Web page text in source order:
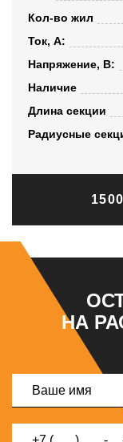
Кол-во жил
Ток, А:
Напряжение, B:
Наличие
Длина секции
Радиусные
НА